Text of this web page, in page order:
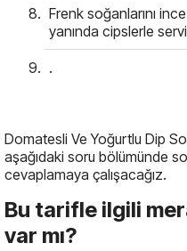
Frenk soğanlarını
yanında cipslerle
.
Domatesli Ve Yoğurtlu Dip
aşağıdaki soru bölümünde
cevaplamaya çalışacağız.
Bu tarifle ilgili
var mı?